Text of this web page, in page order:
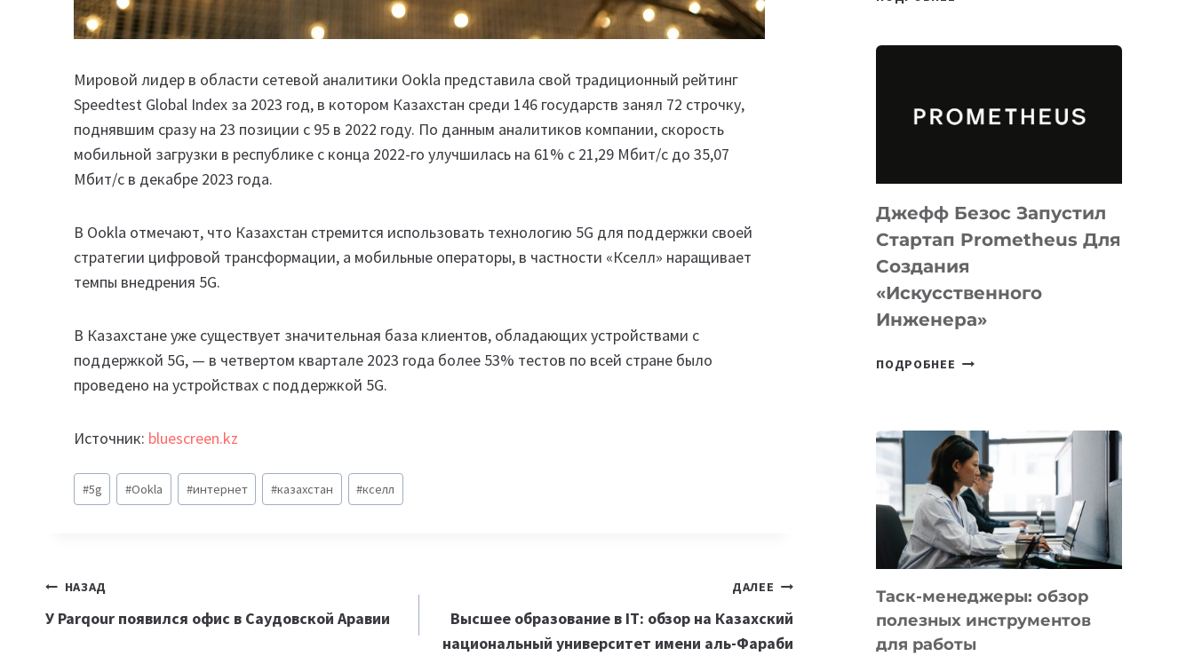
Мировой лидер в области сетевой аналитики Ookla представила свой традиционный рейтинг
Speedtest Global Index за 2023 год, в котором Казахстан среди 146 государств занял 72 строчку,
поднявшим сразу на 23 позиции с 95 в 2022 году. По данным аналитиков компании, скорость
мобильной загрузки в республике с конца 2022-го улучшилась на 61% с 21,29 Мбит/с до 35,07
Мбит/с в декабре 2023 года.
В Ookla отмечают, что Казахстан стремится использовать технологию 5G для поддержки своей
стратегии цифровой трансформации, а мобильные операторы, в частности «Кселл» наращивает
темпы внедрения 5G.
В Казахстане уже существует значительная база клиентов, обладающих устройствами с
поддержкой 5G, — в четвертом квартале 2023 года более 53% тестов по всей стране было
проведено на устройствах с поддержкой 5G.
Источник: bluescreen.kz
Метки
записи:
#5g #Ookla #интернет #казахстан #кселл
Навигация
по
НАЗАД
У Parqour появился офис в Саудовской Аравии
ДАЛЕЕ
Высшее образование в IT: обзор на Казахский
национальный университет имени аль-Фараби
ДЛЯ
И
LINUX
Джефф Безос Запустил
Стартап Prometheus Для
Создания
«искусственного
Инженера»
ПОДРОБНЕЕ ДЖЕФФ
PROMETHEUS
ДЛЯ
СОЗДАНИЯ
«ИСКУССТВЕННОГО
ИНЖЕНЕРА»
Таск-менеджеры: обзор
полезных инструментов
для работы